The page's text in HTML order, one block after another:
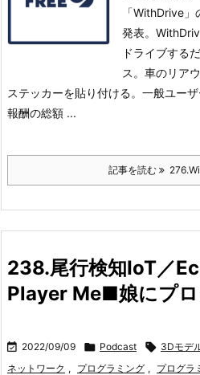
「WithDrive
発表。
ドライブする
ス。車のリア
ステッカーを貼り付ける。 一般ユー
報酬の総額 ...
記事を読む
238.尾行検知IoT／
Player Me■娘にプ
 2022/09/09  Podcast  3Dモデ
ネットワーク , プログラミング , プログラ